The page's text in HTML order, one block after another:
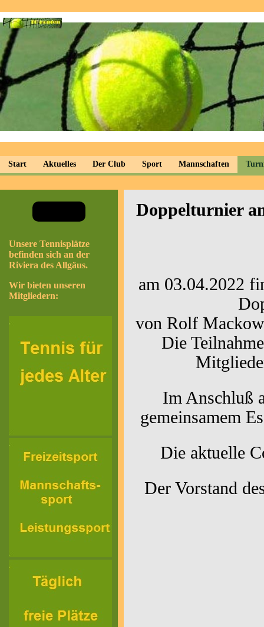
Start Aktuelles Der Club Sport Mannschaften
Unsere Tennisplätze
befinden sich an der
Riviera des Allgäus.
Wir bieten unseren
Mitgliedern:
Doppelturnier
am 03.04.2022
von Rolf
Die
Im Anschluß
gemeinsamem
Die aktuelle
Der Vorstand